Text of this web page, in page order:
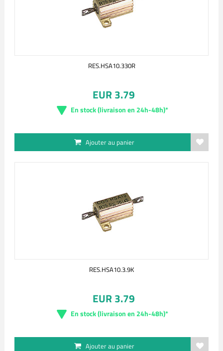
RES.HSA10.330R
EUR 3.79
En stock (livraison en 24h-48h)*
Ajouter au panier
RES.HSA10.3.9K
EUR 3.79
En stock (livraison en 24h-48h)*
Ajouter au panier